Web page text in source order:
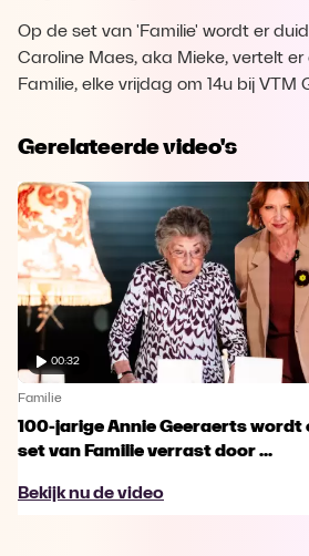
Op de set van 'Familie' wordt er
Caroline Maes, aka Mieke, vertelt er
Familie, elke vrijdag om 14u bij VTM
Gerelateerde video's
00:32
Familie
100-jarige Annie Geeraerts wordt
set van Familie verrast door ...
Bekijk nu de video